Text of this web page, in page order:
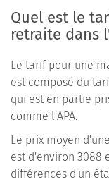
Quel est le
retraite dans
Le tarif pour une
est composé du
qui est en partie
comme l'APA.
Le prix moyen
est d'environ 3088
différences d'un